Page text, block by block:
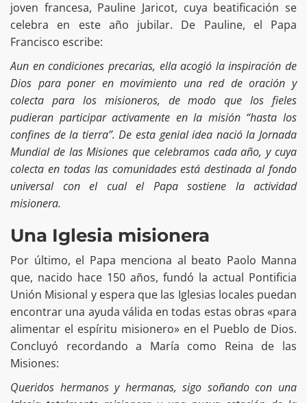
joven francesa, Pauline Jaricot, cuya beatificación se
celebra en este año jubilar. De Pauline, el Papa
Francisco escribe:
Aun en condiciones precarias, ella acogió la inspiración de
Dios para poner en movimiento una red de oración y
colecta para los misioneros, de modo que los fieles
pudieran participar activamente en la misión “hasta los
confines de la tierra”. De esta genial idea nació la Jornada
Mundial de las Misiones que celebramos cada año, y cuya
colecta en todas las comunidades está destinada al fondo
universal con el cual el Papa sostiene la actividad
misionera.
Una Iglesia misionera
Por último, el Papa menciona al beato Paolo Manna
que, nacido hace 150 años, fundó la actual Pontificia
Unión Misional y espera que las Iglesias locales puedan
encontrar una ayuda válida en todas estas obras «para
alimentar el espíritu misionero» en el Pueblo de Dios.
Concluyó recordando a María como Reina de las
Misiones:
Queridos hermanos y hermanas, sigo soñando con una